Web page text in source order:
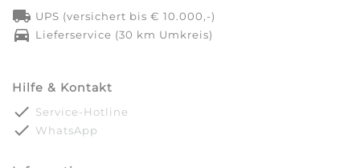
local_shipping UPS (versichert bis € 10.000,-)
directions_car Lieferservice (30 km Umkreis)
Hilfe & Kontakt
done Service-Hotline
done WhatsApp